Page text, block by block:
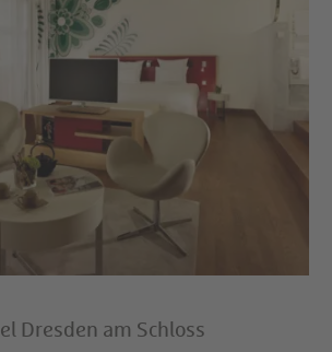
Dresden am Schloss